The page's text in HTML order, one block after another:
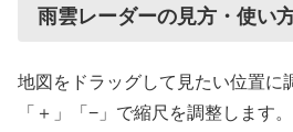
雨雲レーダーの見方・使い
地図をドラッグして見たい位置に
「＋」「−」で縮尺を調整します。